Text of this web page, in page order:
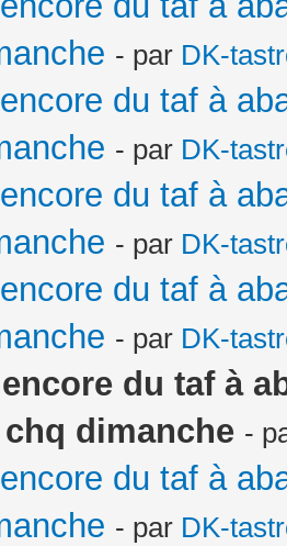
- par DK-
du taf à
- par DK-
du taf à
- par DK-
du taf à
- par DK-
encore du taf à
dimanche -
du taf à
- par DK-